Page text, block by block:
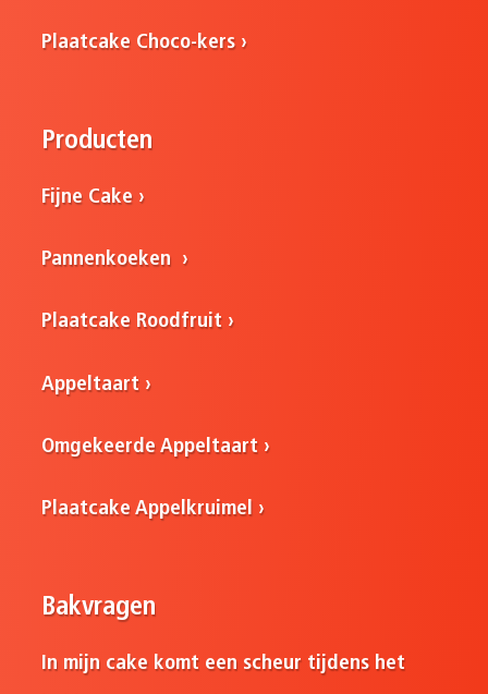
Plaatcake Choco-kers
Producten
Fijne Cake
Pannenkoeken
Plaatcake Roodfruit
Appeltaart
Omgekeerde Appeltaart
Plaatcake Appelkruimel
Bakvragen
In mijn cake komt een scheur tijdens het